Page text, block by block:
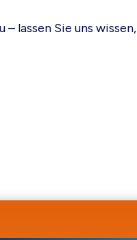
lassen Sie uns wissen,